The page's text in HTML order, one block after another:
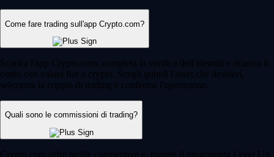
Come fare trading sull'app Crypto.com?
Scarica l'app Crypto.com, completa la verifica dell'identità e ricarica il
conto con valuta fiat o crypto. Scegli quindi l'asset che desideri,
seleziona la coppia di trading e conferma l'operazione.
Quali sono le commissioni di trading?
Crypto.com offre tariffe competitive e, tramite il programma Level Up,